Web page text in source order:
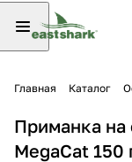
Главная Каталог
Приманка на
MegaCat 150